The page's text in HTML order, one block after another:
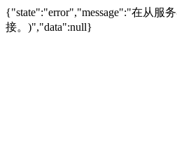
{"state":"error","message":"在从服
接。)","data":null}